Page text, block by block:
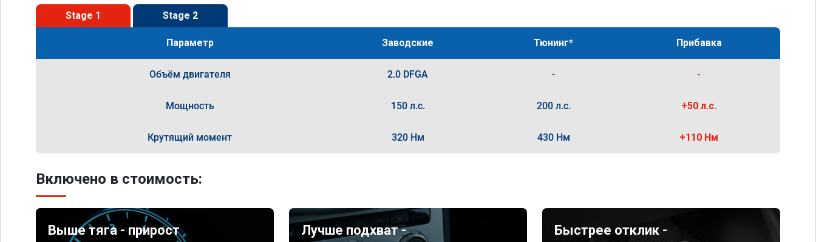
Stage 1 Stage 2
Параметр Заводские Тюнинг* Прибавка
Объём двигателя 2.0 DFGA - -
Мощность 150 л.с. 200 л.с. +50 л.с.
Крутящий момент 320 Нм 430 Нм +110 Нм
Включено в стоимость:
Выше тяга - прирост
Лучше подхват -
Быстрее отклик -